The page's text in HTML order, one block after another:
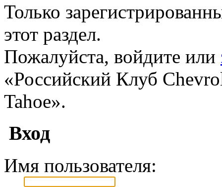
Только
этот раздел.
Пожалуйста, войдите или
«Российский Клуб
Tahoe».
Вход
Имя пользователя: